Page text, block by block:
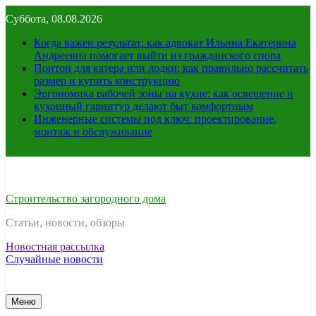
к
содержимому
Суббота, 08.08.2026
Когда важен результат: как адвокат Ильина Екатерина
Андреевна помогает выйти из гражданского спора
Понтон для катера или лодки: как правильно рассчитать
размер и купить конструкцию
Эргономика рабочей зоны на кухне: как освещение и
кухонный гарнитур делают быт комфортным
Инженерные системы под ключ: проектирование,
монтаж и обслуживание
Строительство загородного дома
Статьи, новости, обзоры
Новостная рассылка
Случайные новости
Меню